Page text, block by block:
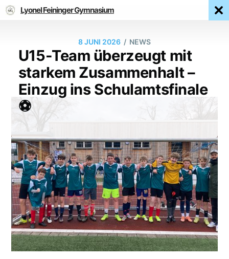
8 JUNI 2026 / NEWS
U15-Team überzeugt mit
starkem Zusammenhalt –
Einzug ins Schulamtsfinale
⚽
Lyonel Feininger Gymnasium